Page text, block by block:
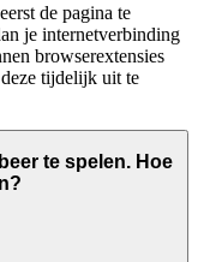
de pagina te
je internetverbinding
browserextensies
tijdelijk uit te
te spelen. Hoe